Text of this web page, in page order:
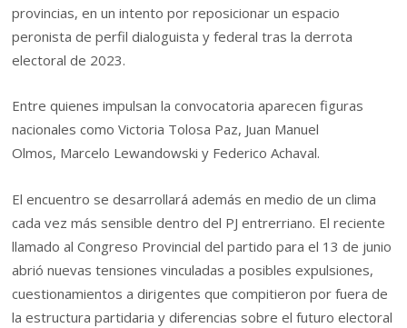
provincias, en un intento por reposicionar un espacio
peronista de perfil dialoguista y federal tras la derrota
electoral de 2023.
Entre quienes impulsan la convocatoria aparecen figuras
nacionales comoVictoria Tolosa Paz, Juan Manuel
Olmos, Marcelo Lewandowski y Federico Achaval.
El encuentro se desarrollará además en medio de un clima
cada vez más sensible dentro del PJ entrerriano. El reciente
llamado al Congreso Provincial del partido para el 13 de junio
abrió nuevas tensiones vinculadas a posibles expulsiones,
cuestionamientos a dirigentes que compitieron por fuera de
la estructura partidaria y diferencias sobre el futuro electoral